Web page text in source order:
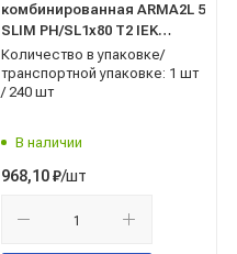
комбинированная ARMA2L 5
SLIM PH/SL1х80 Т2 IEK
(A2L5-SC31-T2-HS-10-080)
Количество в упаковке/
транспортной упаковке: 1 шт
/ 240 шт
В наличии
968,10₽/шт